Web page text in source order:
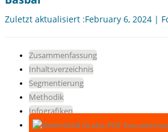
Zuletzt aktualisiert :February 6, 2024 |
Zusammenfassung
Inhaltsverzeichnis
Segmentierung
Methodik
Infografiken
Gratis-PDF